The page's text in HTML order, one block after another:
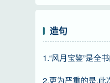
造句
1.“风月宝鉴”是全
2.更为严重的是,此